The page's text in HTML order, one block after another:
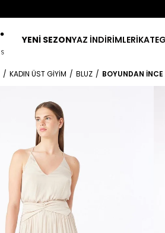
YENİ SEZONYAZ İNDİRİMLERİ
KADIN ÜST GIYIM BLUZ BOYUNDAN